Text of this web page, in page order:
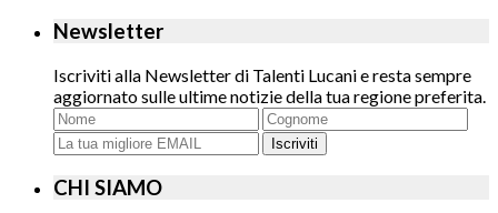
Newsletter
Iscriviti alla Newsletter di Talenti Lucani e resta sempre
aggiornato sulle ultime notizie della tua regione preferita.
Iscriviti
CHI SIAMO